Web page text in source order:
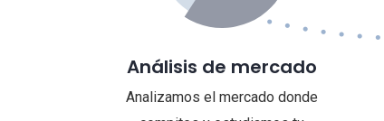
Análisis de mercado
Analizamos el mercado donde